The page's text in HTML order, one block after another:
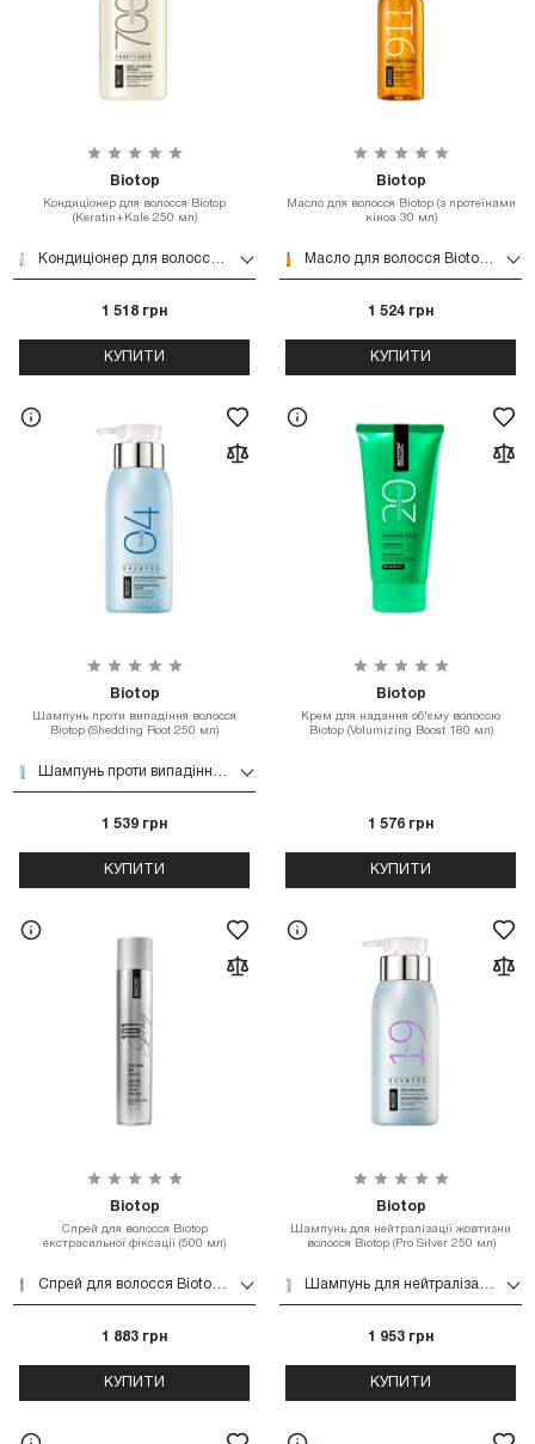
Biotop
Кондиціонер для волосся Biotop
(Keratin+Kale 250 мл)
1 518 грн
КУПИТИ
Biotop
Масло для волосся Biotop (з протеїнами
кіноа 30 мл)
1 524 грн
КУПИТИ
Biotop
Шампунь проти випадіння волосся
Biotop (Shedding Root 250 мл)
1 539 грн
КУПИТИ
Biotop
Крем для надання об'єму волоссю
Biotop (Volumizing Boost 180 мл)
1 576 грн
КУПИТИ
Biotop
Спрей для волосся Biotop
екстрасильної фіксації (500 мл)
1 883 грн
КУПИТИ
Biotop
Шампунь для нейтралізації жовтизни
волосся Biotop (Pro Silver 250 мл)
1 953 грн
КУПИТИ